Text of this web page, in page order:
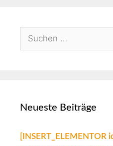
Neueste Beiträge
[INSERT_ELEMENTOR